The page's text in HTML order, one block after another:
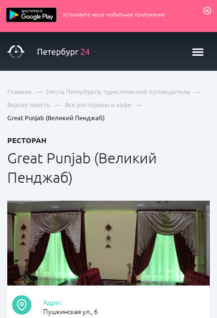
Установите наше мобильное приложение
Главная — Места Петербурга: туристический путеводитель —
Вкусно поесть — Все рестораны и кафе —
Great Punjab (Великий Пенджаб)
РЕСТОРАН
Great Punjab (Великий
Пенджаб)
Адрес
Пушкинская ул., 6